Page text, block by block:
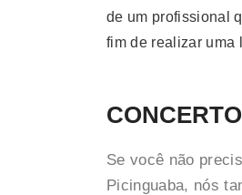
de um profissional
fim de realizar uma
Se você não
Picinguaba, nós